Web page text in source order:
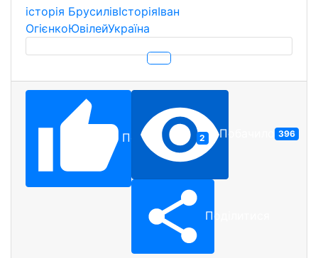
історія БрусилівІсторіяІван
ОгієнкоЮвілейУкраїна
Подобається 2 Побачило 396
Поділитися